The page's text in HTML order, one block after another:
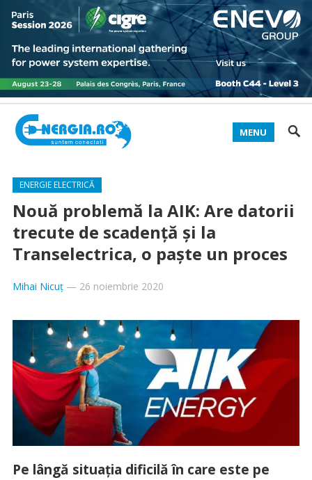
MENU
ENERGIE ELECTRICĂ
Nouă problemă la AIK: Are datorii
trecute de scadență și la
Transelectrica, o paște un proces
Mihai Nicuț— 26 noiembrie 2020
Pe lângă situația dificilă în care este pe